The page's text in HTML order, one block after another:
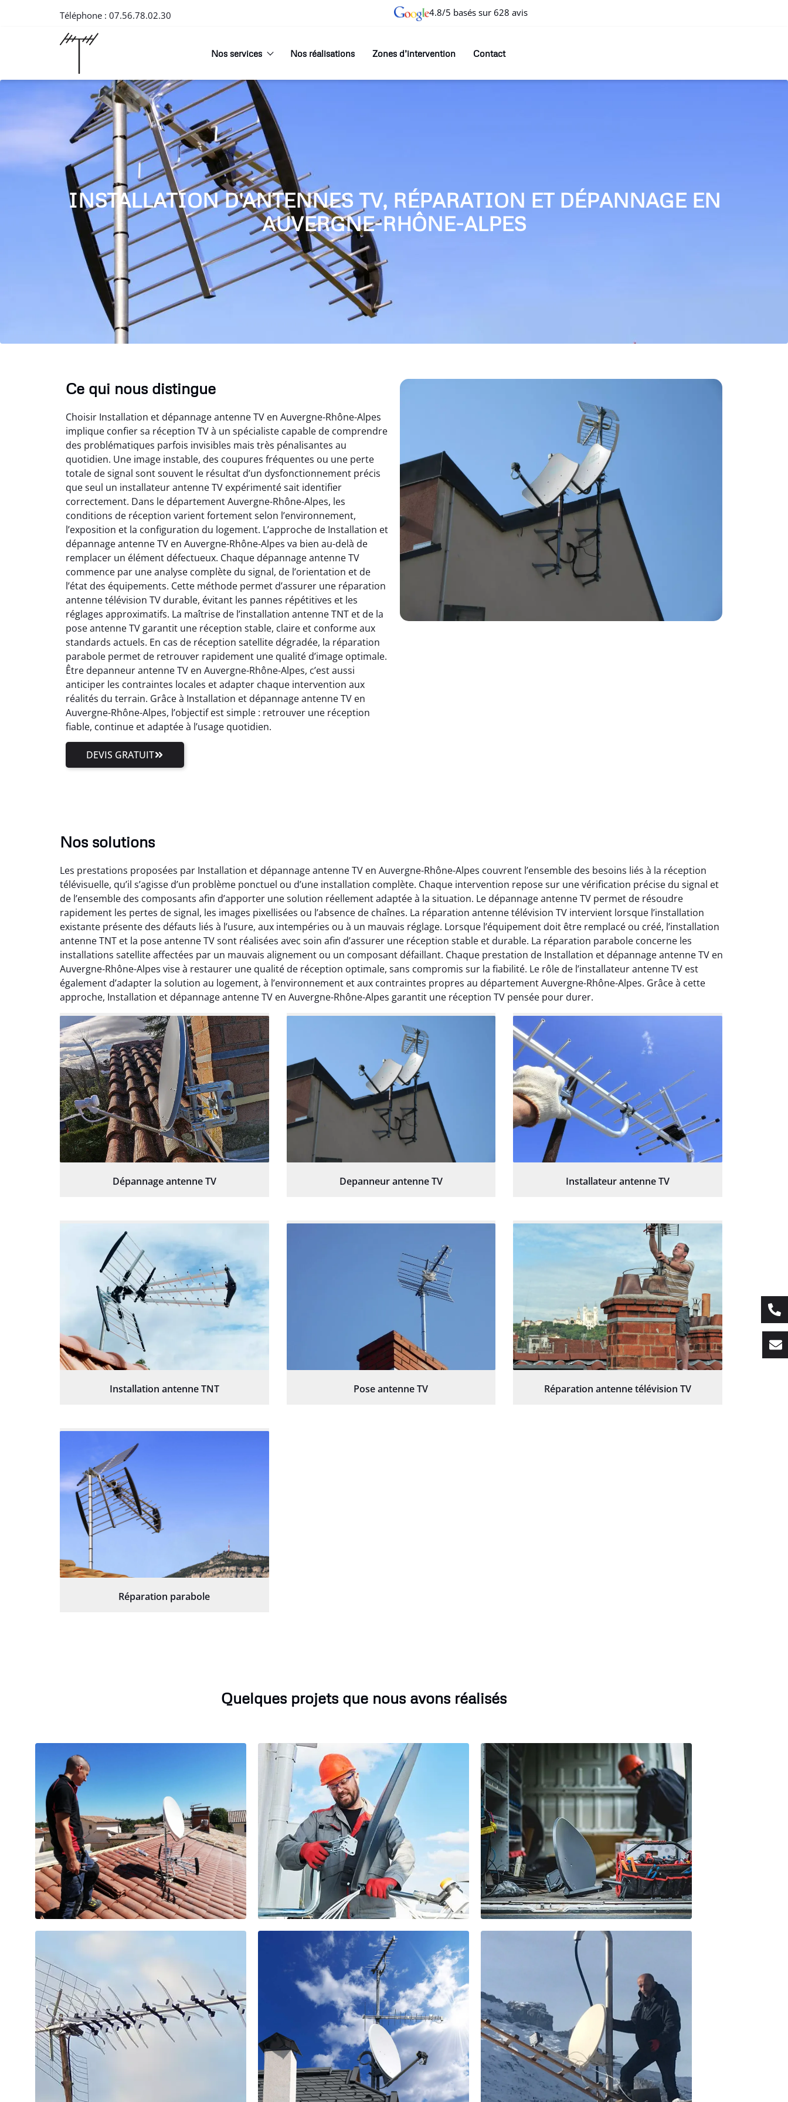
Téléphone : 07.56.78.02.30 4.8/5 basés sur 628 avis
Nos services Nos réalisations Zones d’intervention Contact
INSTALLATION D'ANTENNES TV, RÉPARATION ET DÉPANNAGE EN
AUVERGNE-RHÔNE-ALPES
Ce qui nous distingue
Choisir Installation et dépannage antenne TV en Auvergne-Rhône-Alpes
implique confier sa réception TV à un spécialiste capable de comprendre
des problématiques parfois invisibles mais très pénalisantes au
quotidien. Une image instable, des coupures fréquentes ou une perte
totale de signal sont souvent le résultat d’un dysfonctionnement précis
que seul un installateur antenne TV expérimenté sait identifier
correctement. Dans le département Auvergne-Rhône-Alpes, les
conditions de réception varient fortement selon l’environnement,
l’exposition et la configuration du logement. L’approche de Installation et
dépannage antenne TV en Auvergne-Rhône-Alpes va bien au-delà de
remplacer un élément défectueux. Chaque dépannage antenne TV
commence par une analyse complète du signal, de l’orientation et de
l’état des équipements. Cette méthode permet d’assurer une réparation
antenne télévision TV durable, évitant les pannes répétitives et les
réglages approximatifs. La maîtrise de l’installation antenne TNT et de la
pose antenne TV garantit une réception stable, claire et conforme aux
standards actuels. En cas de réception satellite dégradée, la réparation
parabole permet de retrouver rapidement une qualité d’image optimale.
Être depanneur antenne TV en Auvergne-Rhône-Alpes, c’est aussi
anticiper les contraintes locales et adapter chaque intervention aux
réalités du terrain. Grâce à Installation et dépannage antenne TV en
Auvergne-Rhône-Alpes, l’objectif est simple : retrouver une réception
fiable, continue et adaptée à l’usage quotidien.
DEVIS GRATUIT
Nos solutions
Les prestations proposées par Installation et dépannage antenne TV en Auvergne-Rhône-Alpes couvrent l’ensemble des besoins liés à la réception
télévisuelle, qu’il s’agisse d’un problème ponctuel ou d’une installation complète. Chaque intervention repose sur une vérification précise du signal et
de l’ensemble des composants afin d’apporter une solution réellement adaptée à la situation. Le dépannage antenne TV permet de résoudre
rapidement les pertes de signal, les images pixellisées ou l’absence de chaînes. La réparation antenne télévision TV intervient lorsque l’installation
existante présente des défauts liés à l’usure, aux intempéries ou à un mauvais réglage. Lorsque l’équipement doit être remplacé ou créé, l’installation
antenne TNT et la pose antenne TV sont réalisées avec soin afin d’assurer une réception stable et durable. La réparation parabole concerne les
installations satellite affectées par un mauvais alignement ou un composant défaillant. Chaque prestation de Installation et dépannage antenne TV en
Auvergne-Rhône-Alpes vise à restaurer une qualité de réception optimale, sans compromis sur la fiabilité. Le rôle de l’installateur antenne TV est
également d’adapter la solution au logement, à l’environnement et aux contraintes propres au département Auvergne-Rhône-Alpes. Grâce à cette
approche, Installation et dépannage antenne TV en Auvergne-Rhône-Alpes garantit une réception TV pensée pour durer.
Dépannage antenne TV Depanneur antenne TV Installateur antenne TV
Installation antenne TNT Pose antenne TV Réparation antenne télévision TV
Réparation parabole
Quelques projets que nous avons réalisés